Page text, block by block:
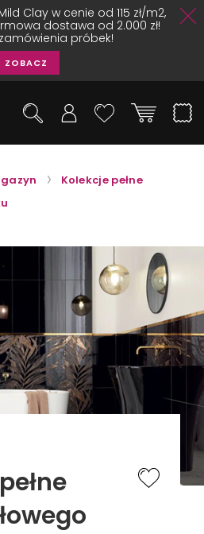
Clay w cenie od 115 zł/m2,
dostawa od 2.000 zł!
próbek!
ZOBACZ
Kolekcje pełne